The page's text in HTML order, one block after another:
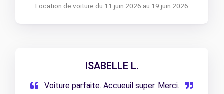
Location de voiture du 11 juin 2026 au 19 juin 2026
ISABELLE L.
Voiture parfaite. Accueuil super. Merci.